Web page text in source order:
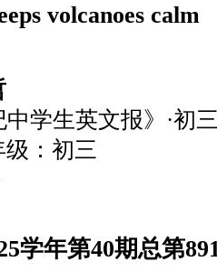
volcanoes calm
学生英文报》·初
：初三
学年第40期总第